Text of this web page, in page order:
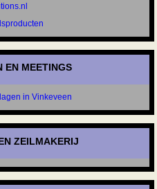
EN MEETINGS
in Vinkeveen
ZEILMAKERIJ